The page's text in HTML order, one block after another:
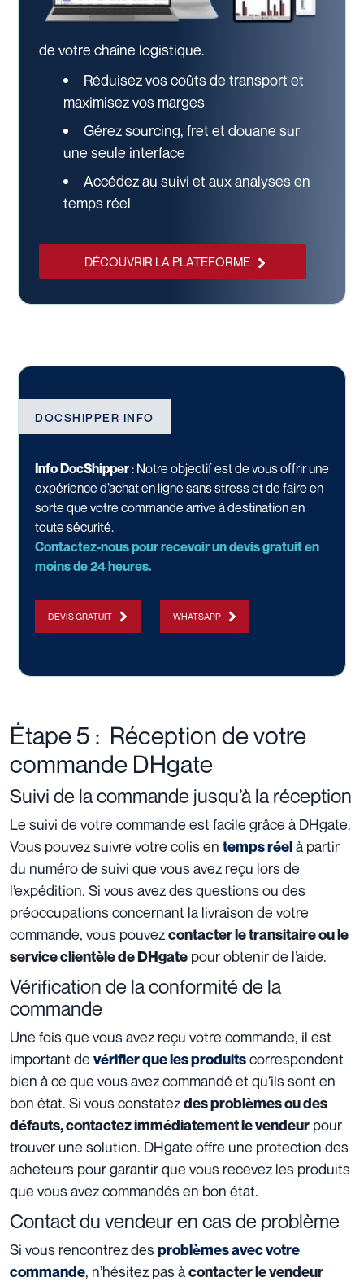
de votre chaîne logistique.
Réduisez vos coûts de transport et
maximisez vos marges
Gérez sourcing, fret et douane sur
une seule interface
Accédez au suivi et aux analyses en
temps réel
DÉCOUVRIR LA PLATEFORME
DOCSHIPPER INFO
Info DocShipper: Notre objectif est de vous offrir une
expérience d’achat en ligne sans stress et de faire en
sorte que votre commande arrive à destination en
toute sécurité.
Contactez-nous pour recevoir un devis gratuit en
moins de 24 heures.
DEVIS GRATUIT WHATSAPP
Étape 5 : Réception de votre
commande DHgate
Suivi de la commande jusqu’à la réception
Le suivi de votre commande est facile grâce à DHgate.
Vous pouvez suivre votre colis en temps réelà partir
du numéro de suivi que vous avez reçu lors de
l’expédition. Si vous avez des questions ou des
préoccupations concernant la livraison de votre
commande, vous pouvezcontacter le transitaire ou le
service clientèle de DHgate pour obtenir de l’aide.
Vérification de la conformité de la
commande
Une fois que vous avez reçu votre commande, il est
important de vérifier que les produitscorrespondent
bien à ce que vous avez commandé et qu’ils sont en
bon état. Si vous constatezdes problèmes ou des
défauts, contactez immédiatement le vendeur pour
trouver une solution. DHgate offre une protection des
acheteurs pour garantir que vous recevez les produits
que vous avez commandés en bon état.
Contact du vendeur en cas de problème
Si vous rencontrez desproblèmes avec votre
commande, n’hésitez pas àcontacter le vendeur